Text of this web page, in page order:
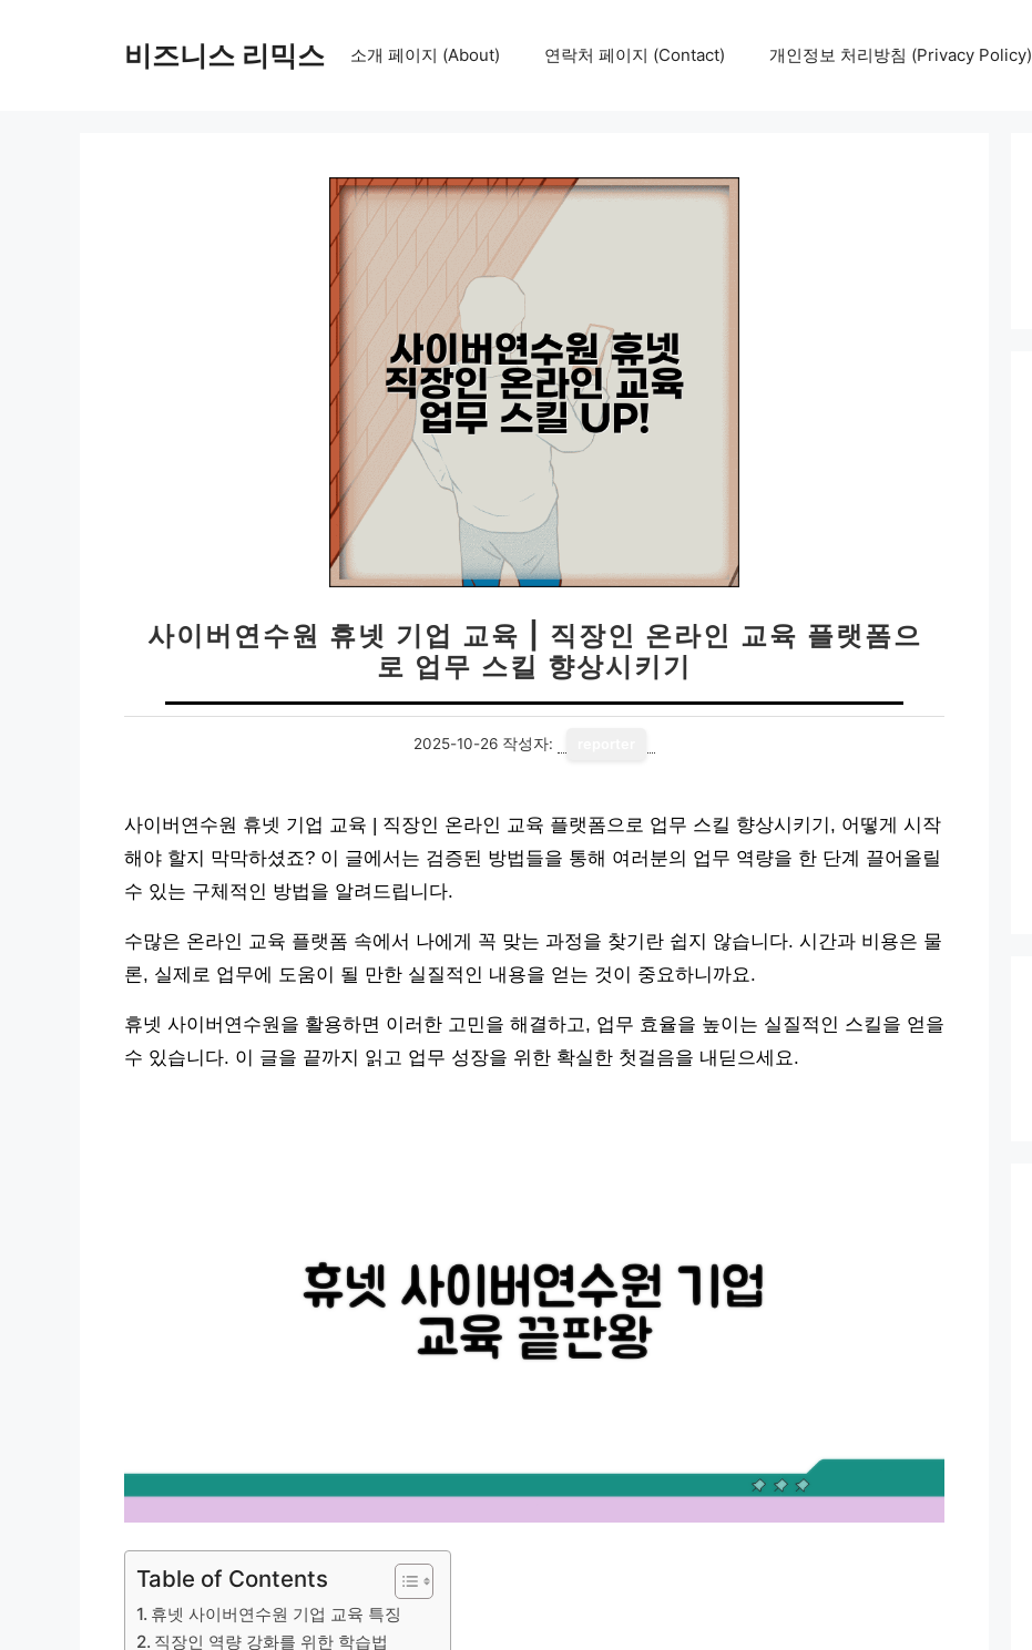
비즈니스 리믹스 소개 페이지 (About) 연락처 페이지 (Contact) 개인정보 처리방침 (Privacy Policy)
사이버연수원 휴넷 기업 교육 | 직장인 온라인 교육 플랫폼으
로 업무 스킬 향상시키기
2025-10-26 작성자:
사이버연수원 휴넷 기업 교육 | 직장인 온라인 교육 플랫폼으로 업무 스킬 향상시키기, 어떻게 시작
해야 할지 막막하셨죠? 이 글에서는 검증된 방법들을 통해 여러분의 업무 역량을 한 단계 끌어올릴
수 있는 구체적인 방법을 알려드립니다.
수많은 온라인 교육 플랫폼 속에서 나에게 꼭 맞는 과정을 찾기란 쉽지 않습니다. 시간과 비용은 물
론, 실제로 업무에 도움이 될 만한 실질적인 내용을 얻는 것이 중요하니까요.
휴넷 사이버연수원을 활용하면 이러한 고민을 해결하고, 업무 효율을 높이는 실질적인 스킬을 얻을
수 있습니다. 이 글을 끝까지 읽고 업무 성장을 위한 확실한 첫걸음을 내딛으세요.
Table of Contents
휴넷 사이버연수원 기업 교육 특징
직장인 역량 강화를 위한 학습법